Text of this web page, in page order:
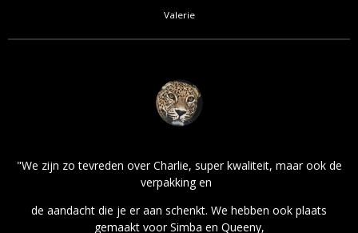
Valerie
"We zijn zo tevreden over Charlie, super kwaliteit, maar ook de
verpakking en
de aandacht die je er aan schenkt. We hebben ook plaats
gemaakt voor Simba en Queeny,